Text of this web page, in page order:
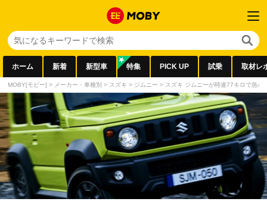
ホーム 新着 新型車 特集 PICK UP 試乗 取材レ
MOBY[モビー] > メーカー・車種別 > スズキ > ジムニー > スズキ ジムニーが時速77キロで急ハ